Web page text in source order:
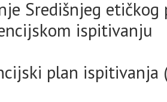
Središnjeg etičkog
ispitivanju
plan ispitivanja